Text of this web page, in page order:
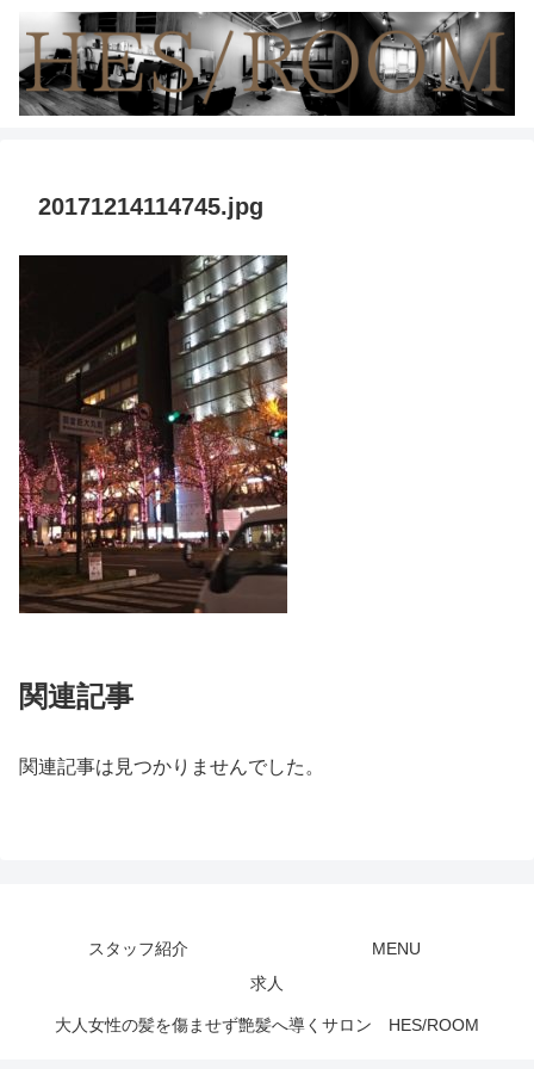
20171214114745.jpg
関連記事
関連記事は見つかりませんでした。
スタッフ紹介
MENU
求人
大人女性の髪を傷ませず艶髪へ導くサロン HES/ROOM